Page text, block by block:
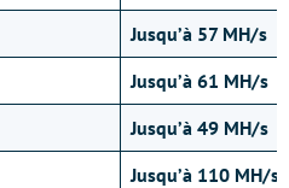
Jusqu’à 57 MH/s
Jusqu’à 61 MH/s
Jusqu’à 49 MH/s
Jusqu’à 110 MH/s